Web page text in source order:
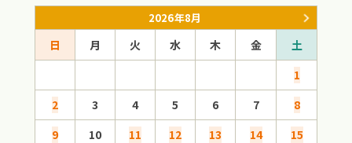
2026年8月
日 月 火 水 木 金
土
1
2
3 4 5 6 7
8
9
10 11 12 13 14
15